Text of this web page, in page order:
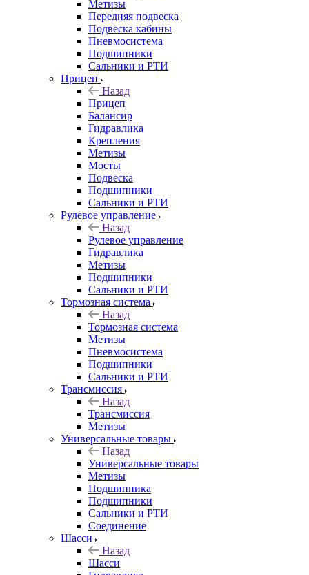
Метизы
Передняя подвеска
Подвеска кабины
Пневмосистема
Подшипники
Сальники и РТИ
Прицеп
Назад
Прицеп
Балансир
Гидравлика
Крепления
Метизы
Мосты
Подвеска
Подшипники
Сальники и РТИ
Рулевое управление
Назад
Рулевое управление
Гидравлика
Метизы
Подшипники
Сальники и РТИ
Тормозная система
Назад
Тормозная система
Метизы
Пневмосистема
Подшипники
Сальники и РТИ
Трансмиссия
Назад
Трансмиссия
Метизы
Универсальные товары
Назад
Универсальные товары
Метизы
Подшипника
Подшипники
Сальники и РТИ
Соединение
Шасси
Назад
Шасси